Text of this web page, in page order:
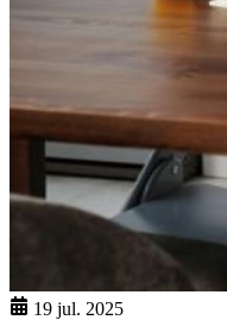
19 jul. 2025